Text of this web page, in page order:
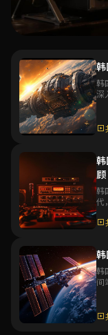
专题
韩国影院华
韩国影院深度策划
数字时代，系统梳
品，带你全面了解
36小时
进入专题
韩
深
顾
韩
代
韩
间